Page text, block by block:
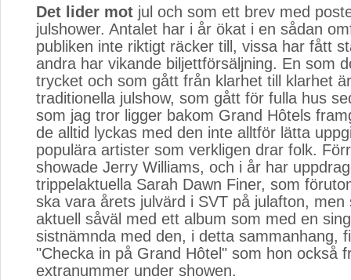
Det lider mot jul och som ett brev med
julshower. Antalet har i år ökat i en sådan
publiken inte riktigt räcker till, vissa har fått
andra har vikande biljettförsäljning. En som
trycket och som gått från klarhet till klarhet
traditionella julshow, som gått för fulla hus
som jag tror ligger bakom Grand Hôtels
de alltid lyckas med den inte alltför lätta
populära artister som verkligen drar folk.
showade Jerry Williams, och i år har
trippelaktuella Sarah Dawn Finer, som
ska vara årets julvärd i SVT på julafton, men
aktuell såväl med ett album som med en
sistnämnda med den, i detta sammanhang,
"Checka in på Grand Hôtel" som hon också
extranummer under showen.